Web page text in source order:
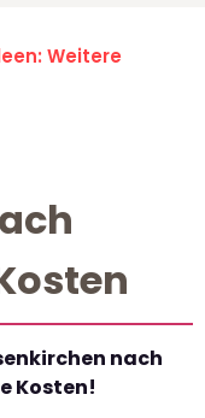
Weitere
nach
Kosten!